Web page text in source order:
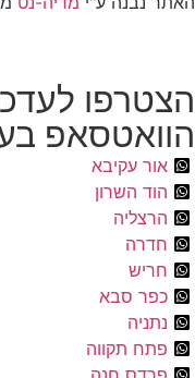
הצטרפו
הוואטסאפ
אור עקיבא
הוד השרון
הרצליה
חדרה
חריש
כפר סבא
נתניה
פתח תקווה